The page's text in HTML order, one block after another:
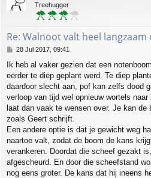
Treehugger
Re: Walnoot valt heel langzaam
P
s
t
28 Jul 2017, 09:41
Ik heb al vaker gezien dat een
eerder te diep geplant werd. Te diep
daardoor slecht aan, pof kan zelfs dood
verloop van tijd wel opnieuw wortels
laat dan vaak te wensen over. Je kan de
zoals Geert schrijft.
Een andere optie is dat je gewicht weg
naartoe valt, zodat de boom de kans
verankeren. Doordat die scheef gezakt
afgescheurd. En door die scheefstand
nog eens groter. De kans dat hij ineens